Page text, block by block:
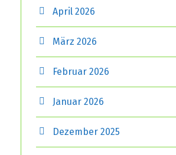
April 2026
März 2026
Februar 2026
Januar 2026
Dezember 2025